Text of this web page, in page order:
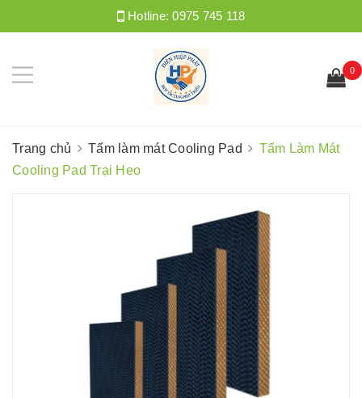
Hotline:0975 745 118
0
Trang chủ Tấm làm mát Cooling Pad
Tấm Làm Mát
Cooling Pad Trại Heo